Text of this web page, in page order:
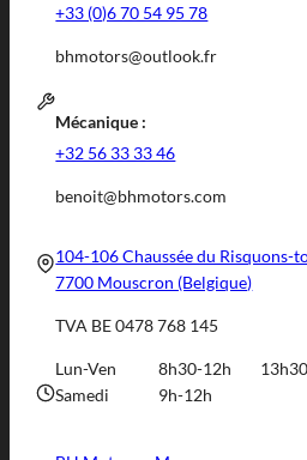
+33 (0)6 70 54 95 78
bhmotors@outlook.fr
Mécanique :
+32 56 33 33 46
benoit@bhmotors.com
104-106 Chaussée du Risquons-
7700 Mouscron (Belgique)
TVA BE 0478 768 145
Lun-Ven 8h30-12h
Samedi
9h-12h